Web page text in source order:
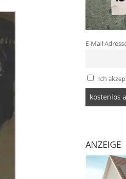
E-Mail
Ich
ANZEIGE